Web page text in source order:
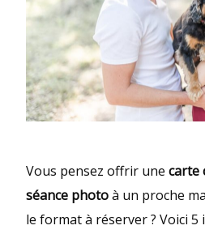
Vous pensez offrir unecarte
séance photoà un proche
le format à réserver ? Voici